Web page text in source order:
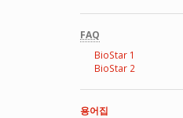
FAQ
BioStar 1
BioStar 2
용어집